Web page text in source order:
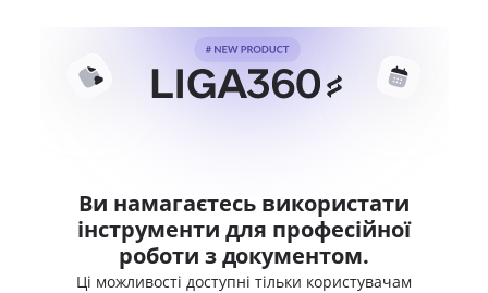
Ви намагаєтесь використати
інструменти для професійної
роботи з документом.
Ці можливості доступні тільки користувачам